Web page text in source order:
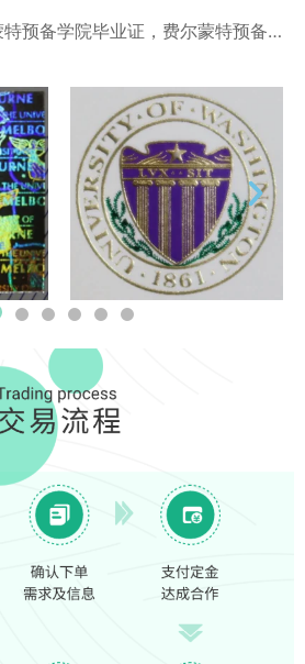
办理费尔蒙特预备学院毕业证，费尔蒙特预备学院的5大优势专业！